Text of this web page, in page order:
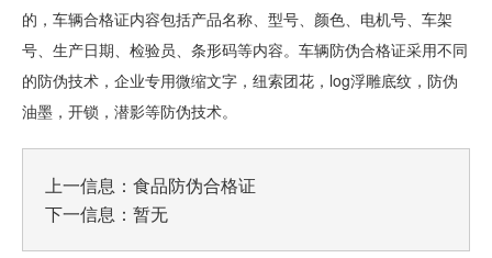
的，车辆合格证内容包括产品名称、型号、颜色、电机号、车架
号、生产日期、检验员、条形码等内容。车辆防伪合格证采用不同
的防伪技术，企业专用微缩文字，纽索团花，log浮雕底纹，防伪
油墨，开锁，潜影等防伪技术。
上一信息： 食品防伪合格证
下一信息：暂无